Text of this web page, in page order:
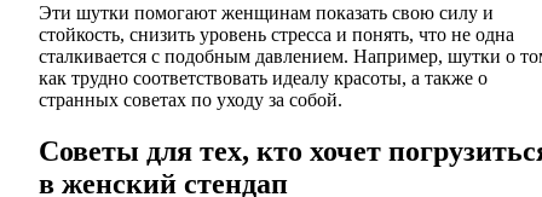
Эти шутки помогают женщинам показать свою силу и
стойкость, снизить уровень стресса и понять, что не одна
сталкивается с подобным давлением. Например, шутки о
как трудно соответствовать идеалу красоты, а также о
странных советах по уходу за собой.
Советы для тех, кто хочет
в женский стендап